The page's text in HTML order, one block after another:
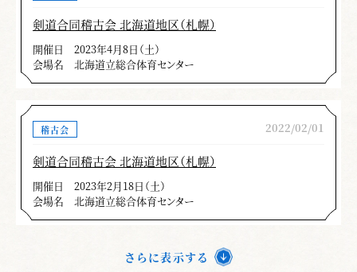
剣道合同稽古会 北海道地区（札幌）
開催日
2023年4月8日（土）
会場名
北海道立総合体育センター
稽古会 2022/02/01
剣道合同稽古会 北海道地区（札幌）
開催日
2023年2月18日（土）
会場名
北海道立総合体育センター
さらに表示する